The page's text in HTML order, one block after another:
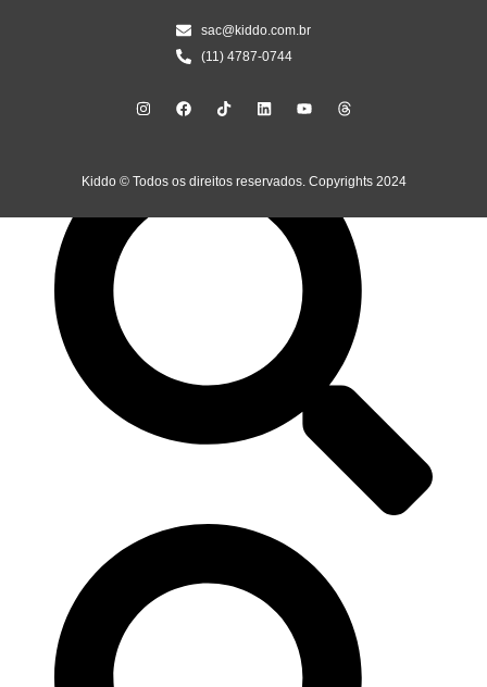
sac@kiddo.com.br
(11) 4787-0744
Kiddo © Todos os direitos reservados. Copyrights 2024